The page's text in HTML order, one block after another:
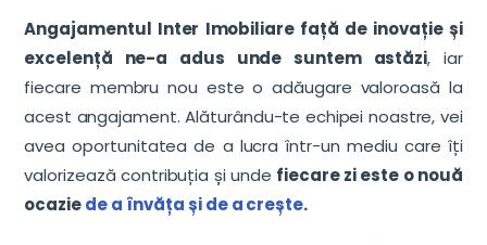
Angajamentul Inter Imobiliare față de inovație și
excelență ne-a adus unde suntem astăzi, iar
fiecare membru nou este o adăugare valoroasă la
acest angajament. Alăturându-te echipei noastre, vei
avea oportunitatea de a lucra într-un mediu care îți
valorizează contribuția și unde fiecare zi este o nouă
ocaziede a învăța și de a crește.